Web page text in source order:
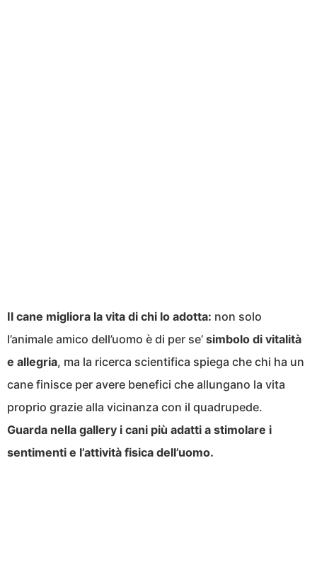
Il cane migliora la vita di chi lo adotta: non solo
l’animale amico dell’uomo è di per se’ simbolo di vitalità
e allegria, ma la ricerca scientifica spiega che chi ha un
cane finisce per avere benefici che allungano la vita
proprio grazie alla vicinanza con il quadrupede.
Guarda nella gallery i cani più adatti a stimolare i
sentimenti e l’attività fisica dell’uomo.